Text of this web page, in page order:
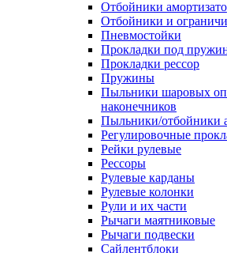
Отбойники
Отбойники и
Пневмостойки
Прокладки под
Прокладки рессор
Пружины
Пыльники шаровых
наконечников
Пыльники/отбойники
Регулировочные
Рейки рулевые
Рессоры
Рулевые карданы
Рулевые колонки
Рули и их части
Рычаги маятниковые
Рычаги подвески
Сайлентблоки